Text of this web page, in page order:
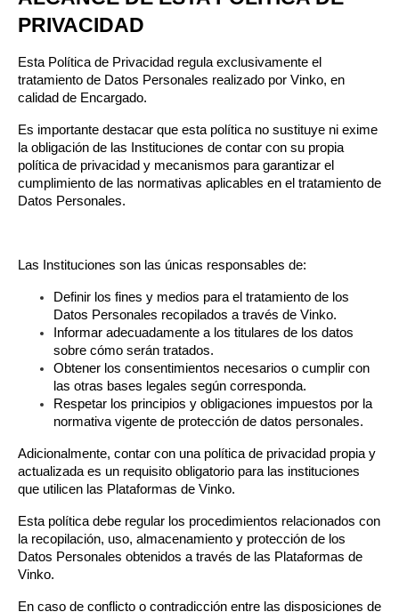
PRIVACIDAD
Esta Política de Privacidad regula exclusivamente el
tratamiento de Datos Personales realizado por Vinko, en
calidad de Encargado.
Es importante destacar que esta política no sustituye ni exime
la obligación de las Instituciones de contar con su propia
política de privacidad y mecanismos para garantizar el
cumplimiento de las normativas aplicables en el tratamiento de
Datos Personales.
Las Instituciones son las únicas responsables de:
Definir los fines y medios para el tratamiento de los
Datos Personales recopilados a través de Vinko.
Informar adecuadamente a los titulares de los datos
sobre cómo serán tratados.
Obtener los consentimientos necesarios o cumplir con
las otras bases legales según corresponda.
Respetar los principios y obligaciones impuestos por la
normativa vigente de protección de datos personales.
Adicionalmente, contar con una política de privacidad propia y
actualizada es un requisito obligatorio para las instituciones
que utilicen las Plataformas de Vinko.
Esta política debe regular los procedimientos relacionados con
la recopilación, uso, almacenamiento y protección de los
Datos Personales obtenidos a través de las Plataformas de
Vinko.
En caso de conflicto o contradicción entre las disposiciones de